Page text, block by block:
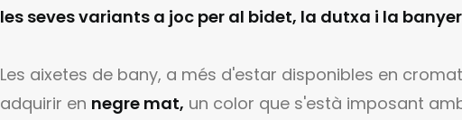
les seves variants a joc per al bidet, la dutxa i la
Les aixetes de bany, a més d'estar disponibles en
adquirir en negre mat, un color que s'està imposant